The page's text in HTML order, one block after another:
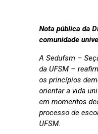
Nota pública da
comunidade
A Sedufsm –
da UFSM –
os princípios
orientar a vida
em momentos
processo de
UFSM.